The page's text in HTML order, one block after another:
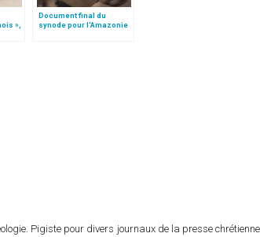
»,
Document final du
synode pour l'Amazonie
Pigiste pour divers journaux de la presse